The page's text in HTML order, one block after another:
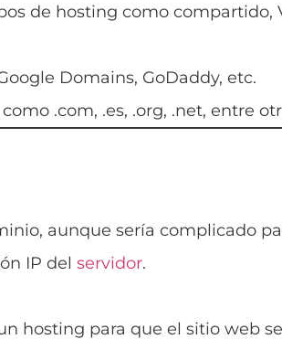
de hosting como compartido,
Domains, GoDaddy, etc.
.com, .es, .org, .net, entre
aunque sería complicado
IP del servidor.
hosting para que el sitio web